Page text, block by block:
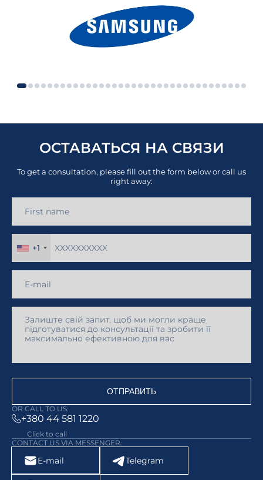
ОСТАВАТЬСЯ НА СВЯЗИ
To get a consultation, please fill out the form below or call us
right away:
+1
ОТПРАВИТЬ
OR CALL TO US:
+380 44 581 1220
Click to call
CONTACT US VIA MESSENGER:
E-mail Telegram